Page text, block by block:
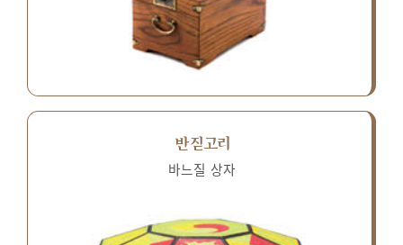
반짇고리
바느질 상자